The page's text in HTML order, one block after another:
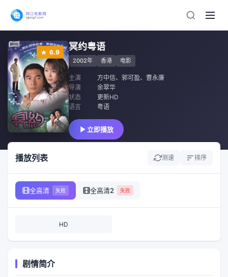
6.9
冥约粤语
2002年 香港 电影
主演 方中信、 郭可盈、 曹永廉
导演
余翠华
状态
更新HD
语言
粤语
立即播放
播放列表 测速 排序
全高清 失败 全高清2 失败
HD
剧情简介